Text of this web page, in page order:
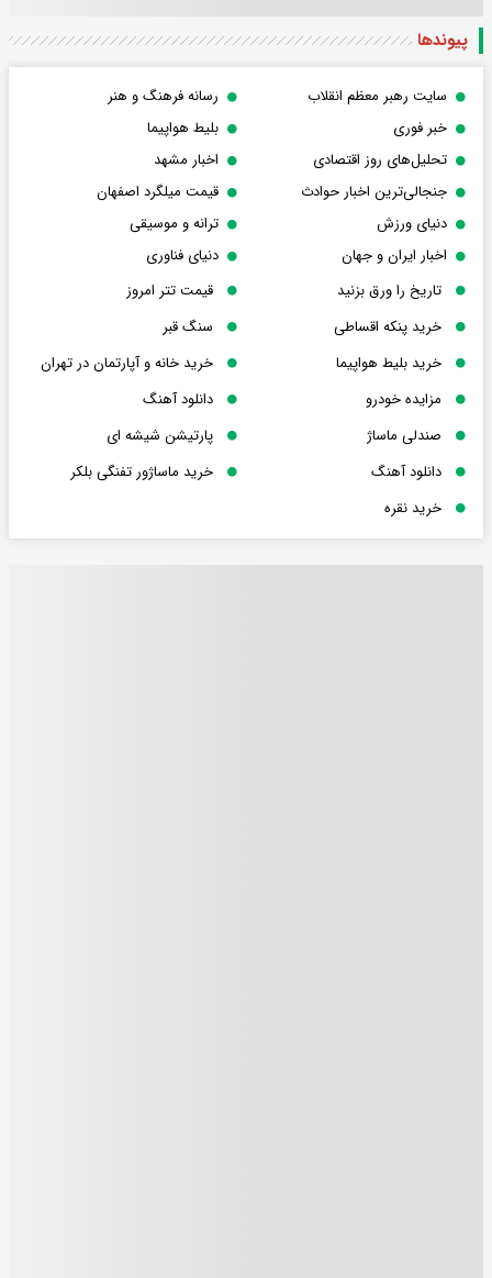
پیوندها
سایت رهبر معظم انقلاب
رسانه فرهنگ و هنر
خبر فوری
بلیط هواپیما
تحلیل‌های روز اقتصادی
اخبار مشهد
جنجالی‌ترین اخبار حوادث
قیمت میلگرد اصفهان
دنیای ورزش
ترانه و موسیقی
اخبار ایران و جهان
دنیای فناوری
تاریخ را ورق بزنید
قیمت تتر امروز
خرید پنکه اقساطی
سنگ قبر
خرید بلیط هواپیما
خرید خانه و آپارتمان در تهران
مزایده خودرو
دانلود آهنگ
صندلی ماساژ
پارتیشن شیشه ای
دانلود آهنگ
خرید ماساژور تفنگی بلکر
خرید نقره